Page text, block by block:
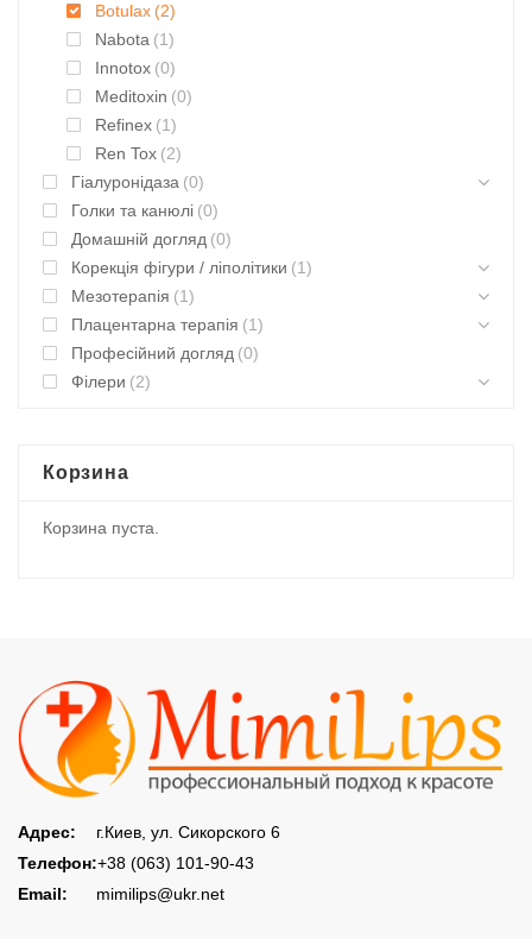
Botulax (2)
Nabota (1)
Innotox (0)
Meditoxin (0)
Refinex (1)
Ren Tox (2)
Гіалуронідаза (0)
Голки та канюлі (0)
Домашній догляд (0)
Корекція фігури / ліполітики (1)
Мезотерапія (1)
Плацентарна терапія (1)
Професійний догляд (0)
Філери (2)
Корзина
Корзина пуста.
Адрес:
г.Киев, ул. Сикорского 6
Телефон:+38 (063) 101-90-43
Email:
mimilips@ukr.net